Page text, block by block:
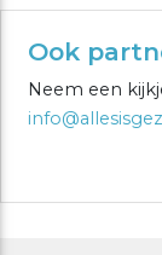
Ook
Neem een